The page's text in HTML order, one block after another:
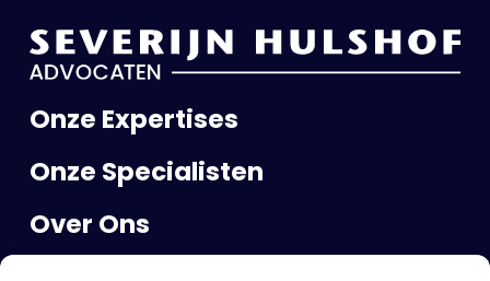
Onze Expertises
Onze Specialisten
Over Ons